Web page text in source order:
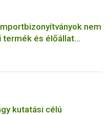
nem
termék és élőállat
kutatási célú